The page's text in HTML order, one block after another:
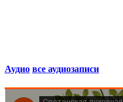
Аудио все аудиозаписи